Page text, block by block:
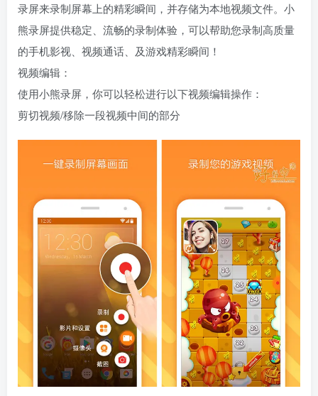
录屏来录制屏幕上的精彩瞬间，并存储为本地视频文件。小
熊录屏提供稳定、流畅的录制体验，可以帮助您录制高质量
的手机影视、视频通话、及游戏精彩瞬间！
视频编辑：
使用小熊录屏，你可以轻松进行以下视频编辑操作：
剪切视频/移除一段视频中间的部分